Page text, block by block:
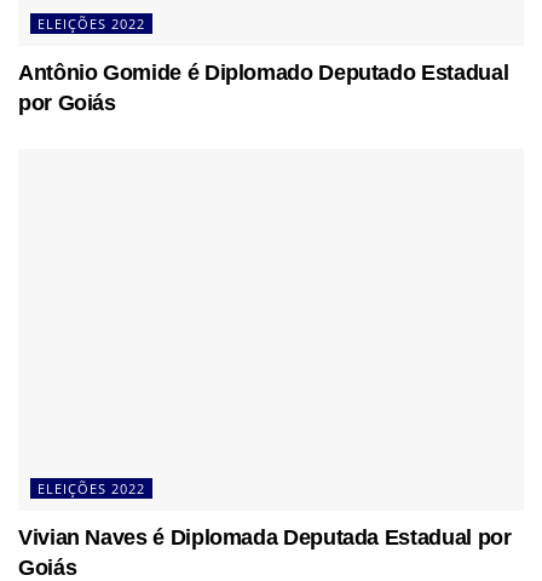
ELEIÇÕES 2022
Antônio Gomide é Diplomado Deputado Estadual
por Goiás
ELEIÇÕES 2022
Vivian Naves é Diplomada Deputada Estadual por
Goiás